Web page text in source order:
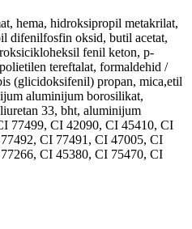
hema, hidroksipropil metakrilat,
difenilfosfin oksid, butil acetat,
fenil keton, p-
tereftalat, formaldehid /
(glicidoksifenil) propan, mica,etil
aluminijum borosilikat,
33, bht, aluminijum
77499, CI 42090, CI 45410, CI
CI 77491, CI 47005, CI
CI 45380, CI 75470, CI